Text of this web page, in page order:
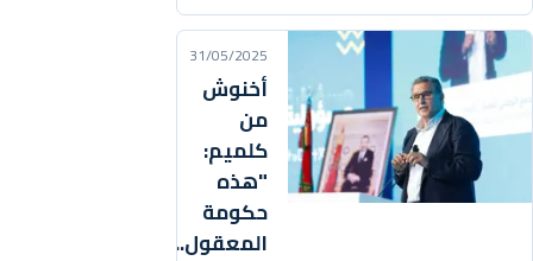
31/05/2025
أخنوش
من
كلميم:
"هذه
حكومة
المعقول...